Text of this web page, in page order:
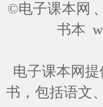
©电子课本网
书本
电子课本网
书，包括语文